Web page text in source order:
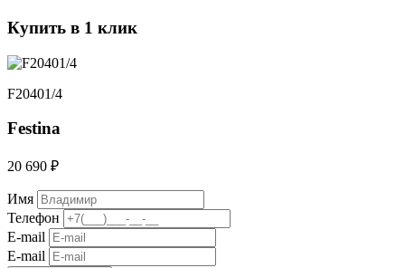
Купить в 1 клик
F20401/4
Festina
20 690 ₽
Имя
Телефон
E-mail
E-mail